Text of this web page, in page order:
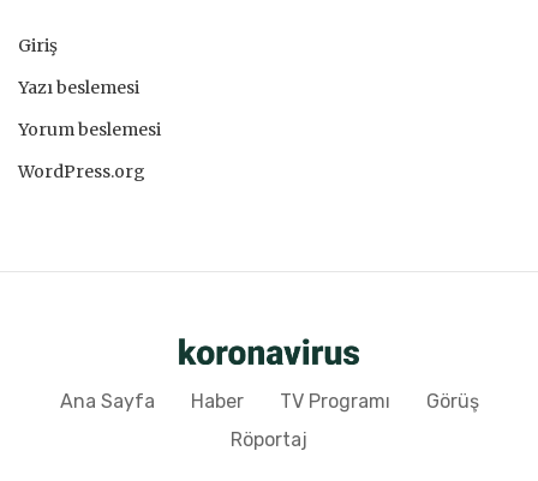
Giriş
Yazı beslemesi
Yorum beslemesi
WordPress.org
Ana Sayfa Haber TV Programı
Görüş
Röportaj